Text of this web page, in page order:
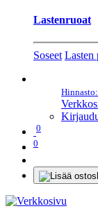
Lastenruoat
Soseet Lasten
Hinnasto:
0
0